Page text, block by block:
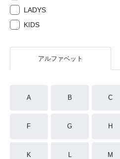
LADYS
KIDS
アルファベット
A B C
F G H
K L M